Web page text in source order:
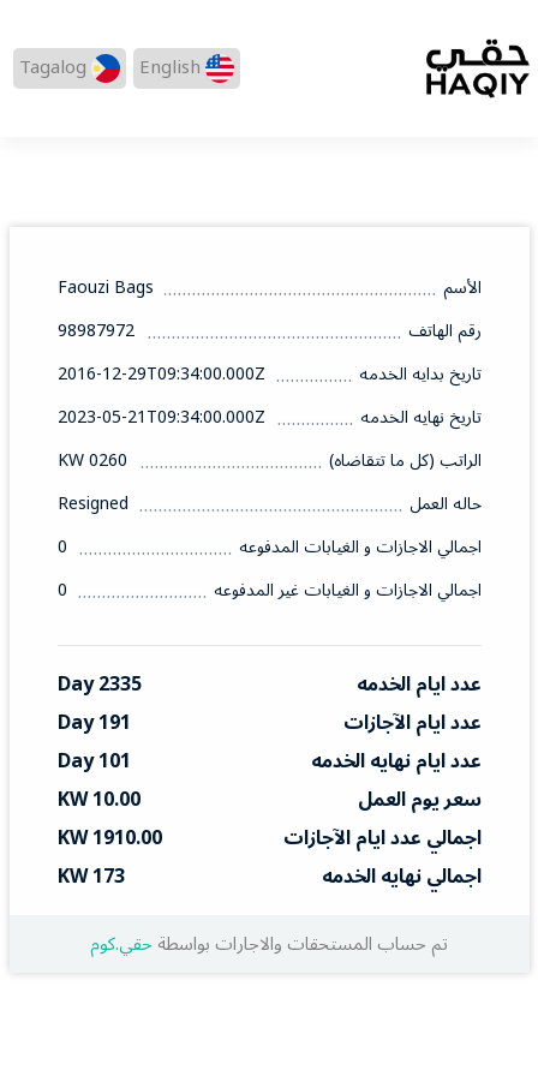
English
Tagalog
الأسم
Faouzi Bags
رقم الهاتف
98987972
تاريخ بدايه الخدمه
2016-12-29T09:34:00.000Z
تاريخ نهايه الخدمه
2023-05-21T09:34:00.000Z
الراتب (كل ما تتقاضاه)
0260 KW
حاله العمل
Resigned
اجمالي الاجازات و الغيابات المدفوعه
0
اجمالي الاجازات و الغيابات غير المدفوعه
0
عدد ايام الخدمه
2335 Day
عدد ايام الآجازات
191 Day
عدد ايام نهايه الخدمه
101 Day
سعر يوم العمل
10.00 KW
اجمالي عدد ايام الآجازات
1910.00 KW
اجمالي نهايه الخدمه
173 KW
تم حساب المستحقات والاجارات بواسطةحقي.كوم